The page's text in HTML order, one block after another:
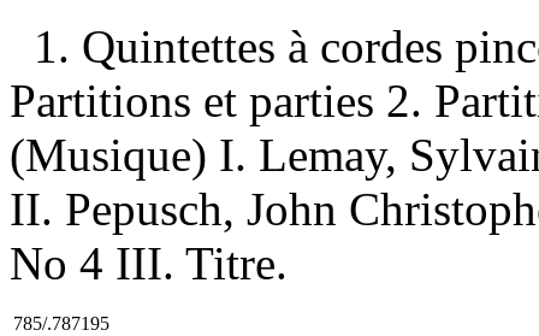
1. Quintettes à cordes
Partitions et parties 2.
(Musique) I. Lemay,
II. Pepusch, John
No 4 III. Titre.
785/.787195